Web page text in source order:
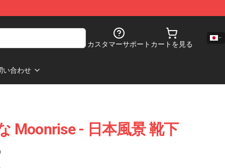
カスタマーサポート カートを見る
い合わせ
Moonrise - 日本風景 靴下